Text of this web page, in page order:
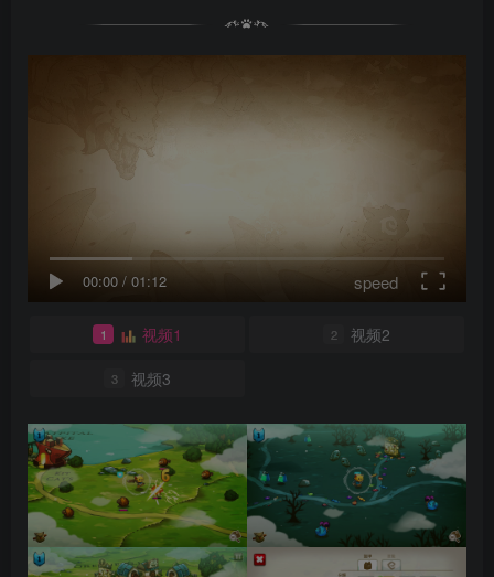
00:00 / 01:12 speed
1 视频1 2 视频2
3 视频3